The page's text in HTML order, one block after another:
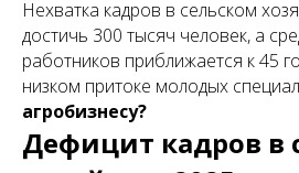
Нехватка кадров в сельском
достичь 300 тысяч человек, а
работников приближается к 45
низком притоке молодых
агробизнесу?
Дефицит кадров в